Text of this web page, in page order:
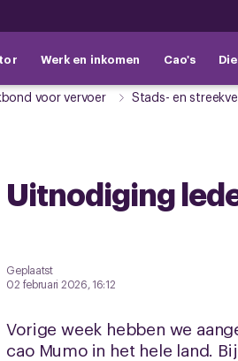
Werk en inkomen Cao's
voor vervoer Stads- en
Uitnodiging
Geplaatst
02 februari 2026, 16:12
Vorige week hebben we
cao Mumo in het hele land.